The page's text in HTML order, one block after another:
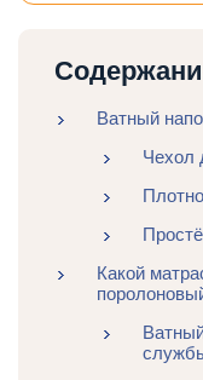
Ватный
Чехол
Какой